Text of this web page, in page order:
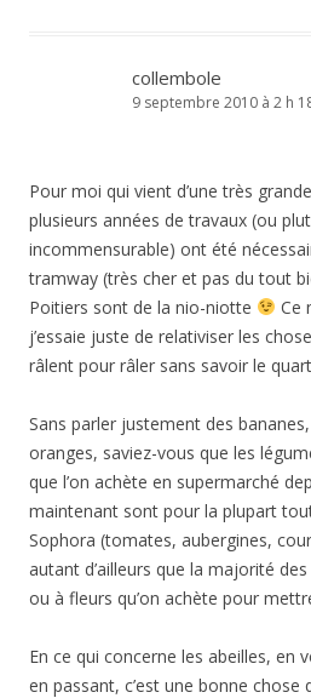
collembole
9 septembre 2010 à 2 h
Pour moi qui vient d’une très
plusieurs années de travaux (ou
incommensurable) ont été
tramway (très cher et pas du tout
Poitiers sont de la nio-niotte
Ce
j’essaie juste de relativiser les
râlent pour râler sans savoir le
Sans parler justement des
oranges, saviez-vous que les
que l’on achète en supermarché
maintenant sont pour la plupart
Sophora (tomates, aubergines,
autant d’ailleurs que la majorité
ou à fleurs qu’on achète pour
En ce qui concerne les abeilles, en
en passant, c’est une bonne chose